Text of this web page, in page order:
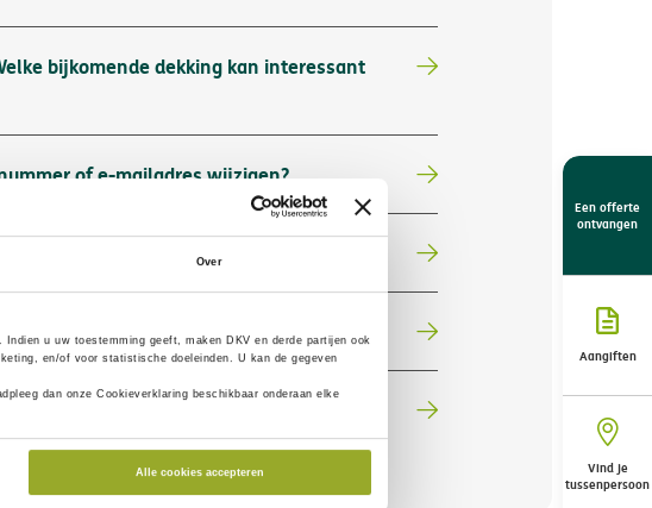
Over
u uw toestemming geeft, maken DKV en derde partijen ook
en/of voor statistische doeleinden. U kan de gegeven
dan onze Cookieverklaring beschikbaar onderaan elke
Alle cookies accepteren
Een offerte
ontvangen
Aangiften
Vind je
tussenpersoon
bijkomende dekking kan interessant
of e-mailadres wijzigen?